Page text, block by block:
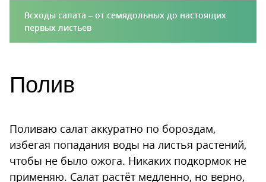
Всходы салата – от семядольных до настоящих
первых листьев
Полив
Поливаю салат аккуратно по бороздам,
избегая попадания воды на листья растений,
чтобы не было ожога. Никаких подкормок не
применяю. Салат растёт медленно, но верно,